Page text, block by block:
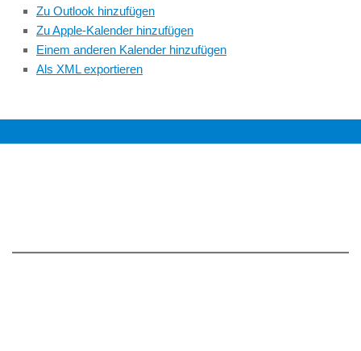
Zu Outlook hinzufügen
Zu Apple-Kalender hinzufügen
Einem anderen Kalender hinzufügen
Als XML exportieren